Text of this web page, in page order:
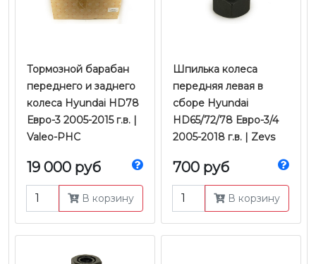
Тормозной барабан
переднего и заднего
колеса Hyundai HD78
Евро-3 2005-2015 г.в. |
Valeo-PHC
19 000 руб
В корзину
Шпилька колеса
передняя левая в
сборе Hyundai
HD65/72/78 Евро-3/4
2005-2018 г.в. | Zevs
700 руб
В корзину